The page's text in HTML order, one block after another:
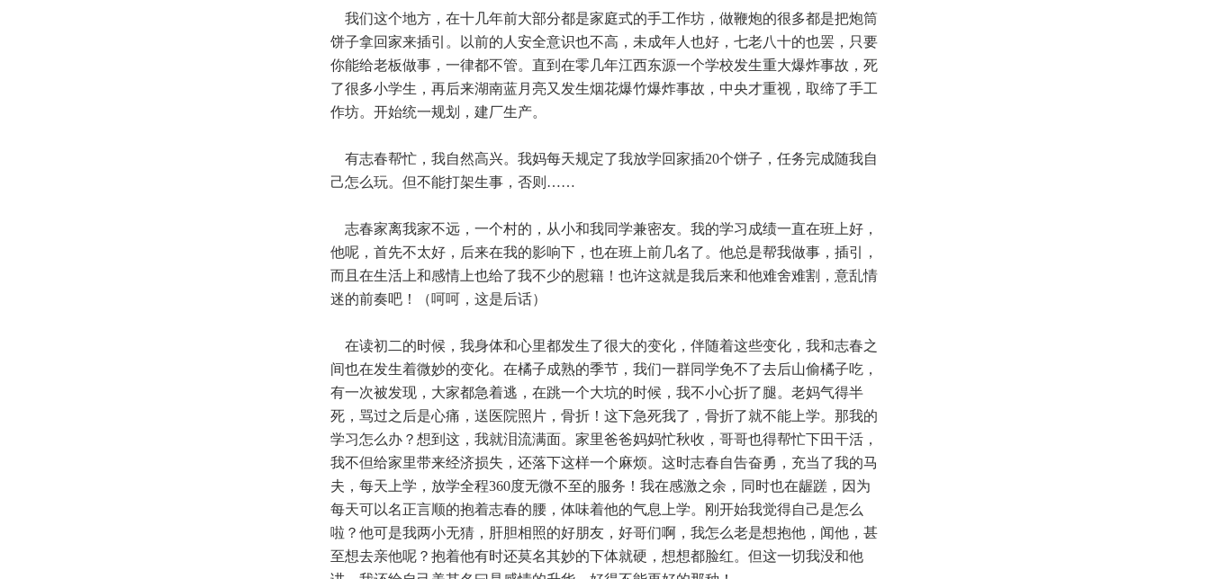
我们这个地方，在十几年前大部分都是家庭式的手工作坊，做鞭炮的很多都是把炮筒
饼子拿回家来插引。以前的人安全意识也不高，未成年人也好，七老八十的也罢，只要
你能给老板做事，一律都不管。直到在零几年江西东源一个学校发生重大爆炸事故，死
了很多小学生，再后来湖南蓝月亮又发生烟花爆竹爆炸事故，中央才重视，取缔了手工
作坊。开始统一规划，建厂生产。
有志春帮忙，我自然高兴。我妈每天规定了我放学回家插20个饼子，任务完成随我自
己怎么玩。但不能打架生事，否则……
志春家离我家不远，一个村的，从小和我同学兼密友。我的学习成绩一直在班上好，
他呢，首先不太好，后来在我的影响下，也在班上前几名了。他总是帮我做事，插引，
而且在生活上和感情上也给了我不少的慰籍！也许这就是我后来和他难舍难割，意乱情
迷的前奏吧！（呵呵，这是后话）
在读初二的时候，我身体和心里都发生了很大的变化，伴随着这些变化，我和志春之
间也在发生着微妙的变化。在橘子成熟的季节，我们一群同学免不了去后山偷橘子吃，
有一次被发现，大家都急着逃，在跳一个大坑的时候，我不小心折了腿。老妈气得半
死，骂过之后是心痛，送医院照片，骨折！这下急死我了，骨折了就不能上学。那我的
学习怎么办？想到这，我就泪流满面。家里爸爸妈妈忙秋收，哥哥也得帮忙下田干活，
我不但给家里带来经济损失，还落下这样一个麻烦。这时志春自告奋勇，充当了我的马
夫，每天上学，放学全程360度无微不至的服务！我在感激之余，同时也在龌蹉，因为
每天可以名正言顺的抱着志春的腰，体味着他的气息上学。刚开始我觉得自己是怎么
啦？他可是我两小无猜，肝胆相照的好朋友，好哥们啊，我怎么老是想抱他，闻他，甚
至想去亲他呢？抱着他有时还莫名其妙的下体就硬，想想都脸红。但这一切我没和他